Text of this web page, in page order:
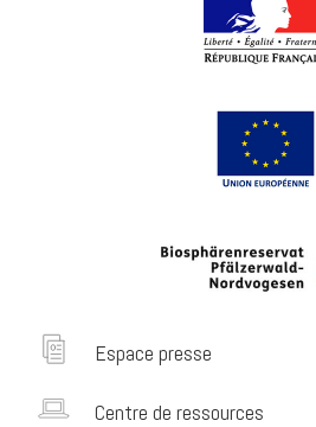
Espace presse
Centre de ressources